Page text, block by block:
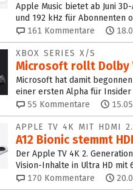
Apple Music bietet ab Juni
und 192 kHz für Abonnenten
161 Kommentare
XBOX SERIES X/S
Microsoft rollt Dolby
Microsoft hat damit
einer ersten Alpha für Insider
55 Kommentare
APPLE TV 4K MIT HDMI
A12 Bionic stemmt
Der Apple TV 4K 2.
Vision-Inhalte in Ultra HD mit
170 Kommentare